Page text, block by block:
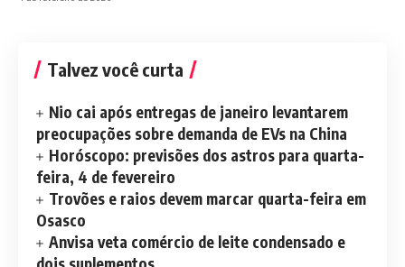
Talvez você curta
Nio cai após entregas de janeiro levantarem
preocupações sobre demanda de EVs na China
Horóscopo: previsões dos astros para quarta-
feira, 4 de fevereiro
Trovões e raios devem marcar quarta-feira em
Osasco
Anvisa veta comércio de leite condensado e